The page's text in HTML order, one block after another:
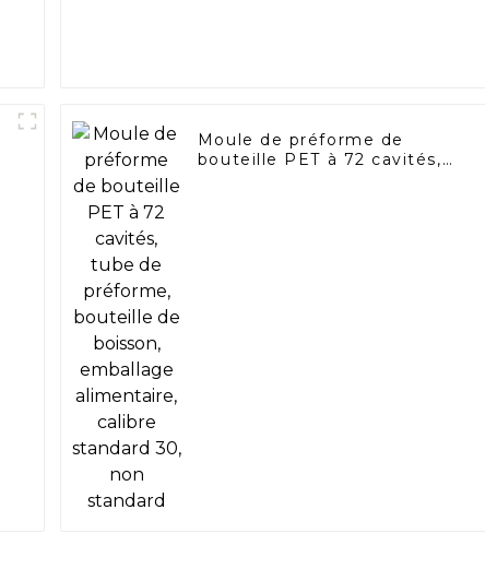
Moule de préforme de
bouteille PET à 72 cavités,